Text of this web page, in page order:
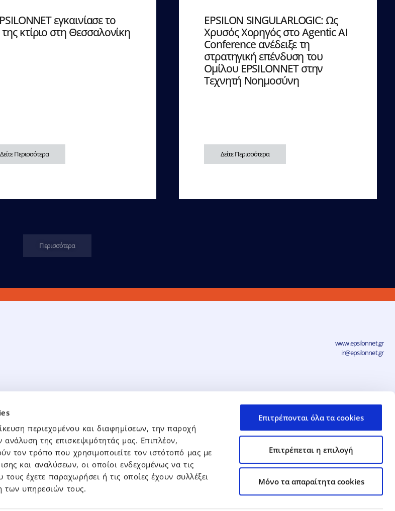
περιεχομένου και διαφημίσεων, την παροχή
της επισκεψιμότητάς μας. Επιπλέον,
τον τρόπο που χρησιμοποιείτε τον ιστότοπό μας με
και αναλύσεων, οι οποίοι ενδεχομένως να τις
έχετε παραχωρήσει ή τις οποίες έχουν συλλέξει
των υπηρεσιών τους.
Επιτρέπονται όλα τα cookies
Επιτρέπεται η επιλογή
Mόνο τα απαραίτητα cookies
εγκαινίασε το
κτίριο στη Θεσσαλονίκη
Δείτε Περισσότερα
EPSILON SINGULARLOGIC: Ως
Χρυσός Χορηγός στο Agentic AI
Conference ανέδειξε τη
στρατηγική επένδυση του
Ομίλου EPSILONNET στην
Τεχνητή Νοημοσύνη
Δείτε Περισσότερα
Περισσότερα
www.epsilonnet.gr
ir@epsilonnet.gr
Κώδικες & Πολιτικές
Καταστατικό
Επικοινωνία
Δήλωση Απορρήτου και Προστασίας